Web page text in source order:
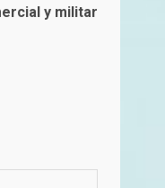
y militar